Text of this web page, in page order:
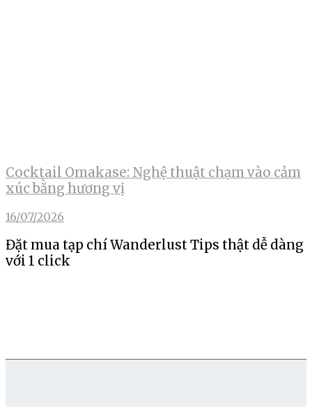
Cocktail Omakase: Nghệ thuật chạm vào cảm
xúc bằng hương vị
16/07/2026
Đặt mua tạp chí Wanderlust Tips thật dễ dàng
với 1 click